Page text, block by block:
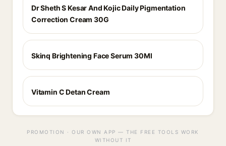
Dr Sheth S Kesar And Kojic Daily Pigmentation
Correction Cream 30G
Skinq Brightening Face Serum 30Ml
Vitamin C Detan Cream
PROMOTION · OUR OWN APP — THE FREE TOOLS WORK
WITHOUT IT